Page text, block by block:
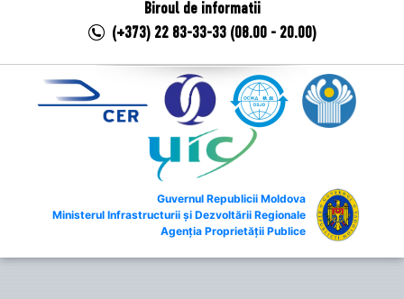
Biroul de informatii
(+373) 22 83-33-33 (08.00 - 20.00)
Guvernul Republicii Moldova
Ministerul Infrastructurii și Dezvoltării Regionale
Agenția Proprietății Publice